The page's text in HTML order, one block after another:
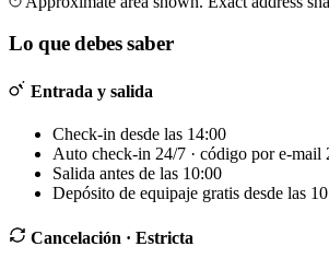
−
Lo que debes saber
Entrada y salida
Check-in desde las 14:00
Auto check-in 24/7 · código por e-mail
Salida antes de las 10:00
Depósito de equipaje gratis desde las
Cancelación · Estricta